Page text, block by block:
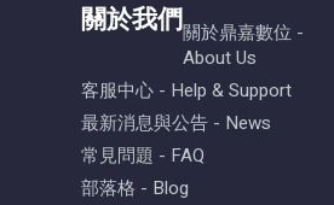
關於我們關於鼎嘉數位 -
About Us
客服中心 - Help & Support
最新消息與公告 - News
常見問題 - FAQ
部落格 - Blog